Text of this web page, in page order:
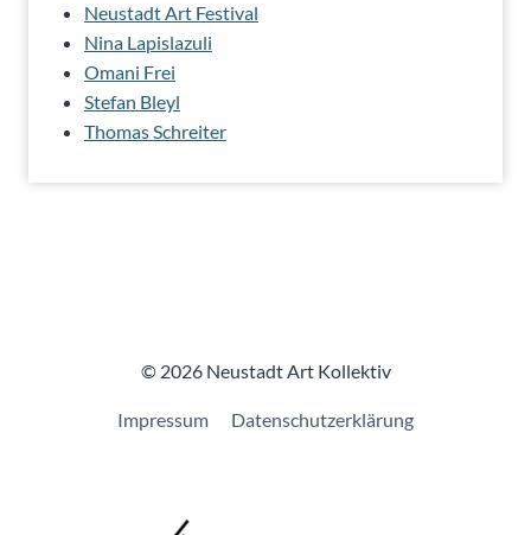
Neustadt Art Festival
Nina Lapislazuli
Omani Frei
Stefan Bleyl
Thomas Schreiter
© 2026 Neustadt Art Kollektiv
Impressum Datenschutzerklärung